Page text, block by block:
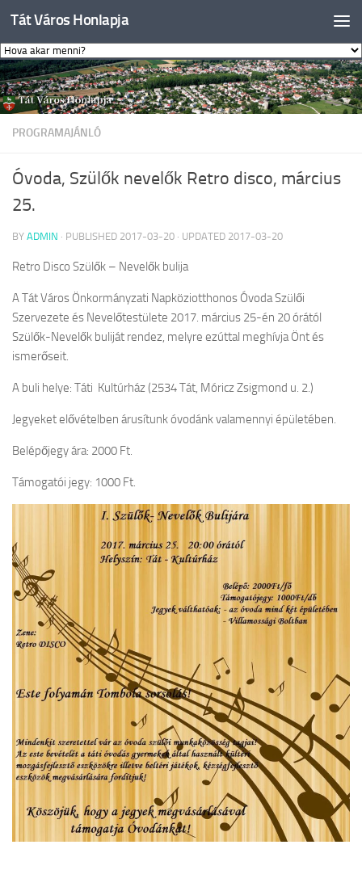
Skip to content
Tát Város Honlapja
PROGRAMAJÁNLÓ
Óvoda, Szülők nevelők Retro disco, március
25.
BY ADMIN · PUBLISHED 2017-03-20 · UPDATED 2017-03-20
Retro Disco Szülők – Nevelők bulija
A Tát Város Önkormányzati Napköziotthonos Óvoda Szülői
Szervezete és Nevelőtestülete 2017. március 25-én 20 órától
Szülők-Nevelők buliját rendez, melyre ezúttal meghívja Önt és
ismerőseit.
A buli helye: Táti Kultúrház (2534 Tát, Móricz Zsigmond u. 2.)
Jegyeket elővételben árusítunk óvodánk valamennyi épületében.
Belépőjegy ára: 2000 Ft.
Támogatói jegy: 1000 Ft.